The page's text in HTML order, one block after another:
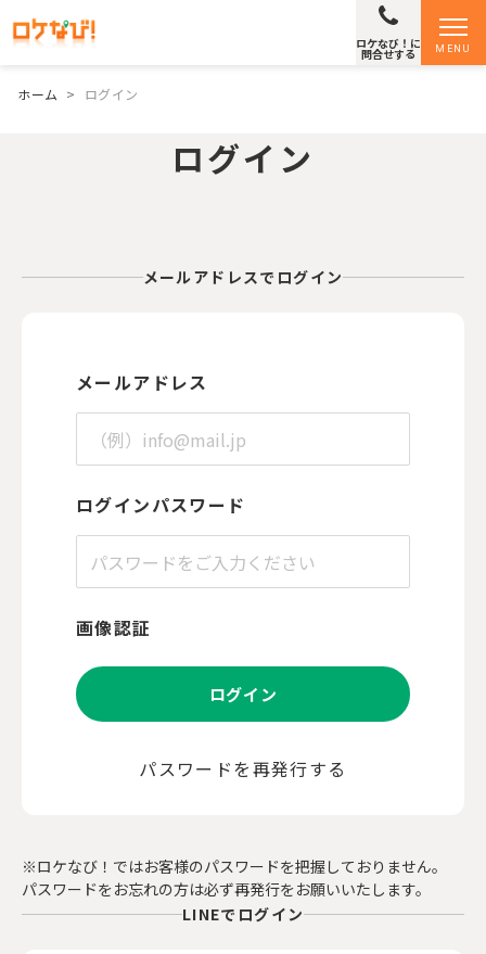
MENU
ロケなび！に
問合せする
ホーム > ログイン
ログイン
メールアドレスでログイン
メールアドレス
ログインパスワード
画像認証
ログイン
パスワードを再発行する
※ロケなび！ではお客様のパスワードを把握しておりません。
パスワードをお忘れの方は必ず再発行をお願いいたします。
LINEでログイン